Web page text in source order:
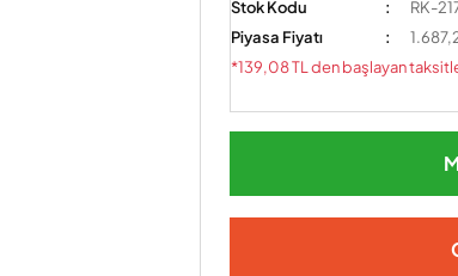
Stok Kodu
RK-
Piyasa Fiyatı
*139,08 TL den başlayan